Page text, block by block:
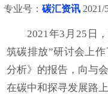
专业号： 碳汇资讯 2021/
2021年3月25日
筑碳排放”研讨会上
分析》的报告，向与
在碳中和探寻发展路